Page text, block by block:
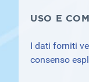
USO E
I dati forniti
consenso